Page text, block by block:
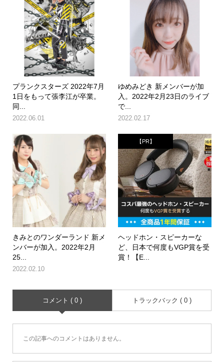
プランクスターズ 2022年7月
1日をもって張李江が卒業。
同...
2022.06.01
ゆめみどき 新メンバーが加
入。2022年2月23日のライブ
で...
2022.02.17
きみとのワンダーランド 新メ
ンバーが加入。2022年2月
25...
2022.02.10
【PR】
ヘッドホン・スピーカーな
ど、日本で何度もVGP賞を受
賞！【E...
コメント ( 0 ) トラックバック ( 0 )
この記事へのコメントはありません。